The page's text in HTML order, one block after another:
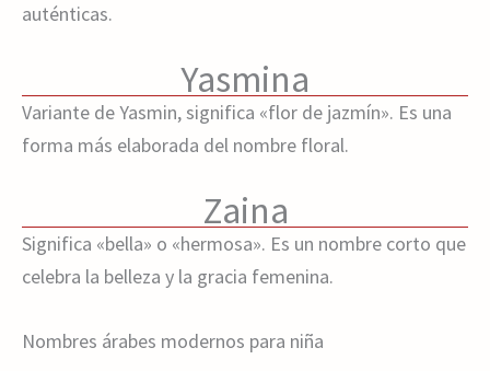
auténticas.
Yasmina
Variante de Yasmin, significa «flor de jazmín». Es una
forma más elaborada del nombre floral.
Zaina
Significa «bella» o «hermosa». Es un nombre corto que
celebra la belleza y la gracia femenina.
Nombres árabes modernos para niña